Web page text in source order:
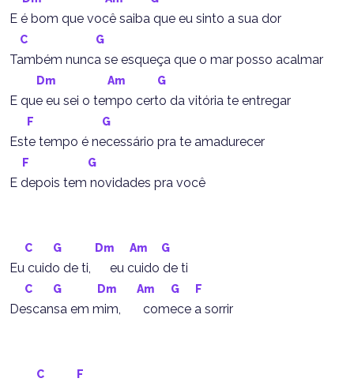
E é bom que você saiba que eu sinto a sua dor
C G
Também nunca se esqueça que o mar posso acalmar
Dm Am G
E que eu sei o tempo certo da vitória te entregar
F G
Este tempo é necessário pra te amadurecer
F G
E depois tem novidades pra você
C G Dm Am G
Eu cuido de ti,      eu cuido de ti
C G Dm Am G F
Descansa em mim,       comece a sorrir
C F